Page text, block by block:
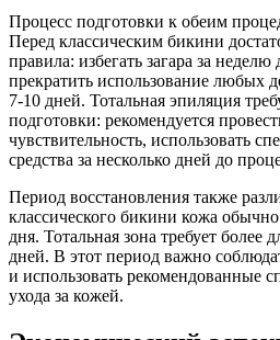
Процесс подготовки к обеим
Перед классическим бикини
правила: избегать загара за
прекратить использование любых
7-10 дней. Тотальная эпиляция
подготовки: рекомендуется
чувствительность, использовать
средства за несколько дней до
Период восстановления также
классического бикини кожа обычно
дня. Тотальная зона требует более
дней. В этот период важно
и использовать рекомендованные
ухода за кожей.